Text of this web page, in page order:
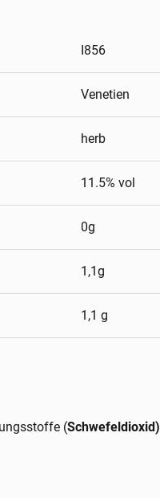
I856
Venetien
herb
11.5% vol
0g
1,1g
1,1 g
(Schwefeldioxid)